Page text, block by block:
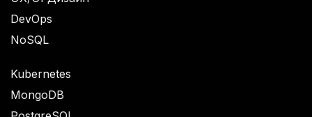
DevOps
NoSQL
Kubernetes
MongoDB